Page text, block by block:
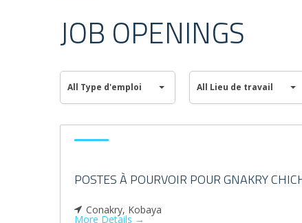
JOB OPENINGS
All
Type
d'emploi
All Type d'emploi
All Type d'emploi
All
Lieu
de
travail
All Lieu de travail
All Lieu de travail
POSTES À POURVOIR POUR GNAKRY
Conakry Kobaya
More Details